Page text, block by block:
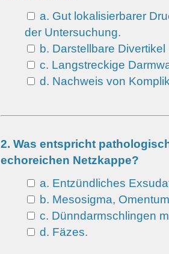
a. Gut lokalisierbarer
der Untersuchung.
b. Darstellbare
c. Langstreckige
d. Nachweis von
2. Was entspricht
echoreichen Netzkappe?
a. Entzündliches
b. Mesosigma,
c. Dünndarmschlingen
d. Fäzes.